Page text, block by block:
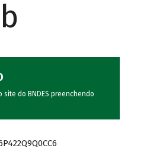
do BNDES preenchendo